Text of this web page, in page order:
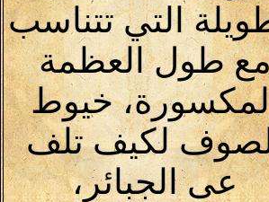
التي تتناسب
طول العظمة
خيوط
لكيف تلف
عى الجبائر،